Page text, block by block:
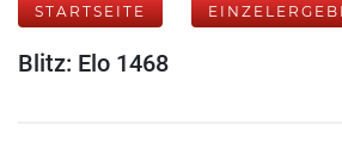
STARTSEITE
Blitz: Elo 1468